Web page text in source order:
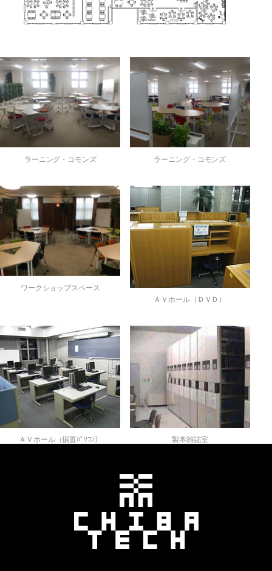
ラーニング・コモンズ ラーニング・コモンズ
ワークショップスペース
ＡＶホール（ＤＶＤ）
ＡＶホール（据置ﾊﾟｿｺﾝ） 製本雑誌室
千葉工業大学